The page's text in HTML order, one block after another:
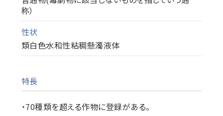
称）
性状
類白色水和性粘稠懸濁液体
特長
・70種類を超える作物に登録がある。